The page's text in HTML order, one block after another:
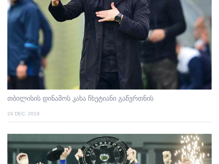
თბილისის დინამოს კახა ჩხეტიანი გაწვრთნის
24 DEC. 2019